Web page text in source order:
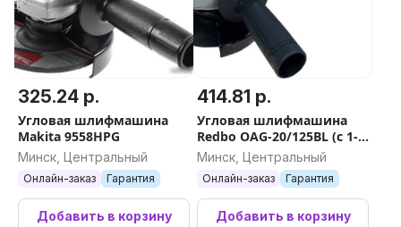
325.24 р.
Угловая шлифмашина
Makita 9558HPG
Минск, Центральный
Онлайн-заказ Гарантия
Добавить в корзину
414.81 р.
Угловая шлифмашина
Redbo OAG-20/125BL (с 1-м
АКБ, кейс)
Минск, Центральный
Онлайн-заказ Гарантия
Добавить в корзину